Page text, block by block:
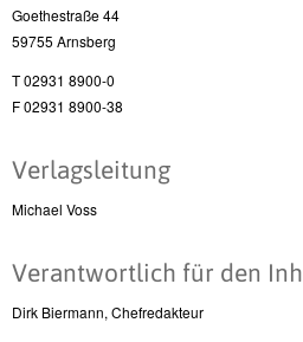
Goethestraße 44
59755 Arnsberg
T 02931 8900-0
F 02931 8900-38
Verlagsleitung
Michael Voss
Verantwortlich für den
Dirk Biermann, Chefredakteur